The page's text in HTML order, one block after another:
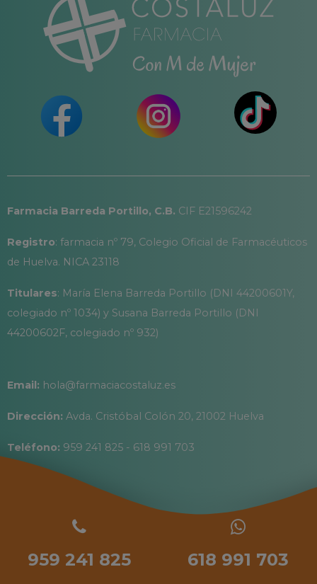
Farmacia Barreda Portillo, C.B. CIF E21596242
Registro: farmacia nº 79, Colegio Oficial de Farmacéuticos
de Huelva. NICA 23118
Titulares: María Elena Barreda Portillo (DNI 44200601Y,
colegiado nº 1034) y Susana Barreda Portillo (DNI
44200602F, colegiado nº 932)
Email: hola@farmaciacostaluz.es
Dirección: Avda. Cristóbal Colón 20, 21002 Huelva
Teléfono: 959 241 825 - 618 991 703
959 241 825 618 991 703